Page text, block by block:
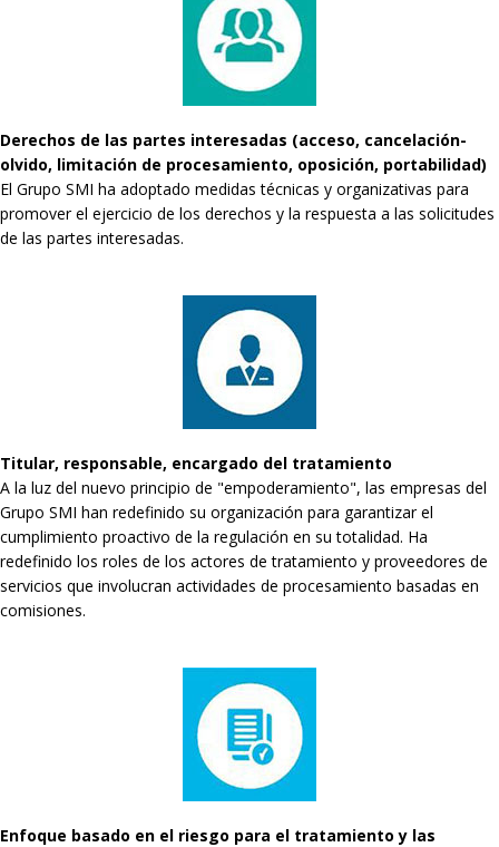
Derechos de las partes interesadas (acceso, cancelación-
olvido, limitación de procesamiento, oposición, portabilidad)
El Grupo SMI ha adoptado medidas técnicas y organizativas para
promover el ejercicio de los derechos y la respuesta a las solicitudes
de las partes interesadas.
Titular, responsable, encargado del tratamiento
A la luz del nuevo principio de "empoderamiento", las empresas del
Grupo SMI han redefinido su organización para garantizar el
cumplimiento proactivo de la regulación en su totalidad. Ha
redefinido los roles de los actores de tratamiento y proveedores de
servicios que involucran actividades de procesamiento basadas en
comisiones.
Enfoque basado en el riesgo para el tratamiento y las